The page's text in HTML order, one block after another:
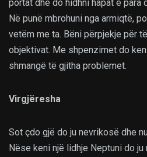
portat dhe do hidhni hapat e para
Në punë mbrohuni nga armiqtë,
vetëm me ta. Bëni përpjekje për
objektivat. Me shpenzimet do
shmangë të gjitha problemet.
Virgjëresha
Sot çdo gjë do ju nevrikosë dhe
Nëse keni një lidhje Neptuni do